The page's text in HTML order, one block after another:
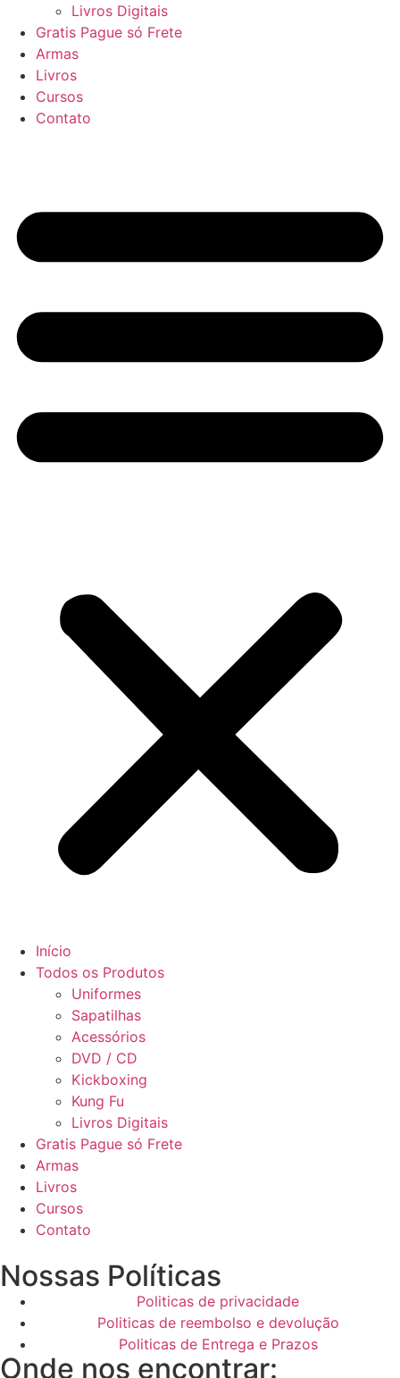
Livros Digitais
Gratis Pague só Frete
Armas
Livros
Cursos
Contato
Início
Todos os Produtos
Uniformes
Sapatilhas
Acessórios
DVD / CD
Kickboxing
Kung Fu
Livros Digitais
Gratis Pague só Frete
Armas
Livros
Cursos
Contato
Nossas Políticas
Politicas de privacidade
Politicas de reembolso e devolução
Politicas de Entrega e Prazos
Onde nos encontrar: